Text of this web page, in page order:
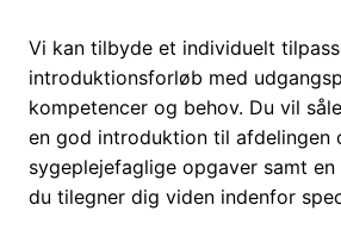
Vi kan tilbyde et individuelt
introduktionsforløb med
kompetencer og behov. Du vil
en god introduktion til afdelingen
sygeplejefaglige opgaver samt
du tilegner dig viden indenfor